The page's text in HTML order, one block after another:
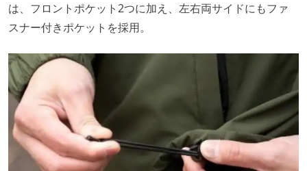
は、フロントポケット2つに加え、左右両サイドにもファ
スナー付きポケットを採用。